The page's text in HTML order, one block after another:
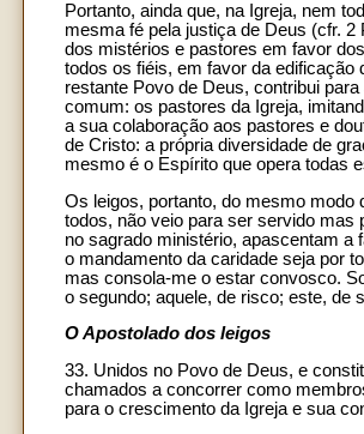
Portanto, ainda que, na Igreja, nem
mesma fé pela justiça de Deus (cfr.
dos mistérios e pastores em favor
todos os fiéis, em favor da edificação
restante Povo de Deus, contribui
comum: os pastores da Igreja,
a sua colaboração aos pastores e
de Cristo: a própria diversidade de
mesmo é o Espírito que opera todas
Os leigos, portanto, do mesmo modo
todos, não veio para ser servido mas
no sagrado ministério, apascentam a
o mandamento da caridade seja por
mas consola-me o estar convosco.
o segundo; aquele, de risco; este, de
O Apostolado dos leigos
33. Unidos no Povo de Deus, e
chamados a concorrer como
para o crescimento da Igreja e sua